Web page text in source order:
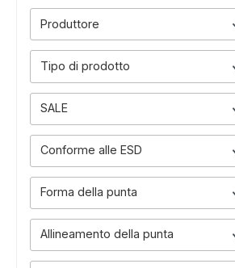
Produttore
Tipo di prodotto
SALE
Conforme alle ESD
Forma della punta
Allineamento della punta